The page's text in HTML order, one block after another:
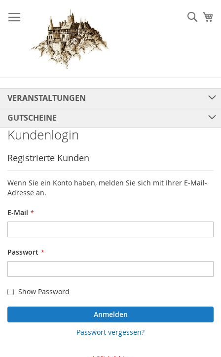
zum
Inhalt
VERANSTALTUNGEN
GUTSCHEINE
Kundenlogin
Registrierte Kunden
Wenn Sie ein Konto haben, melden Sie sich mit Ihrer E-Mail-
Adresse an.
E-Mail
Passwort
Show Password
Anmelden
Passwort vergessen?